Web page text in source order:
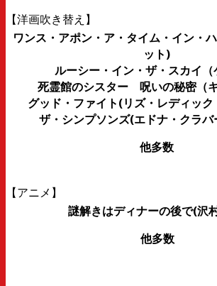
【洋画吹き替え】
ワンス・アポン・ア・タイム・イン・
ット)
ルーシー・イン・ザ・スカイ（
死霊館のシスター 呪いの秘密（キ
グッド・ファイト(リズ・レディッ
ザ・シンプソンズ(エドナ・クラ
他多数
【アニメ】
謎解きはディナーの後で(沢
他多数